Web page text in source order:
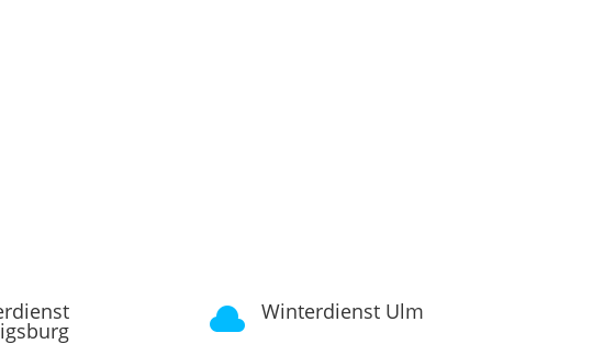
 Winterdienst Ulm